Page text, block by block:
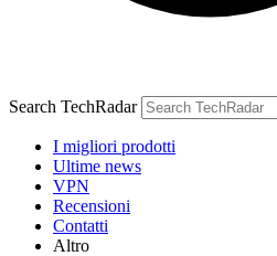
Search TechRadar
I migliori prodotti
Ultime news
VPN
Recensioni
Contatti
Altro